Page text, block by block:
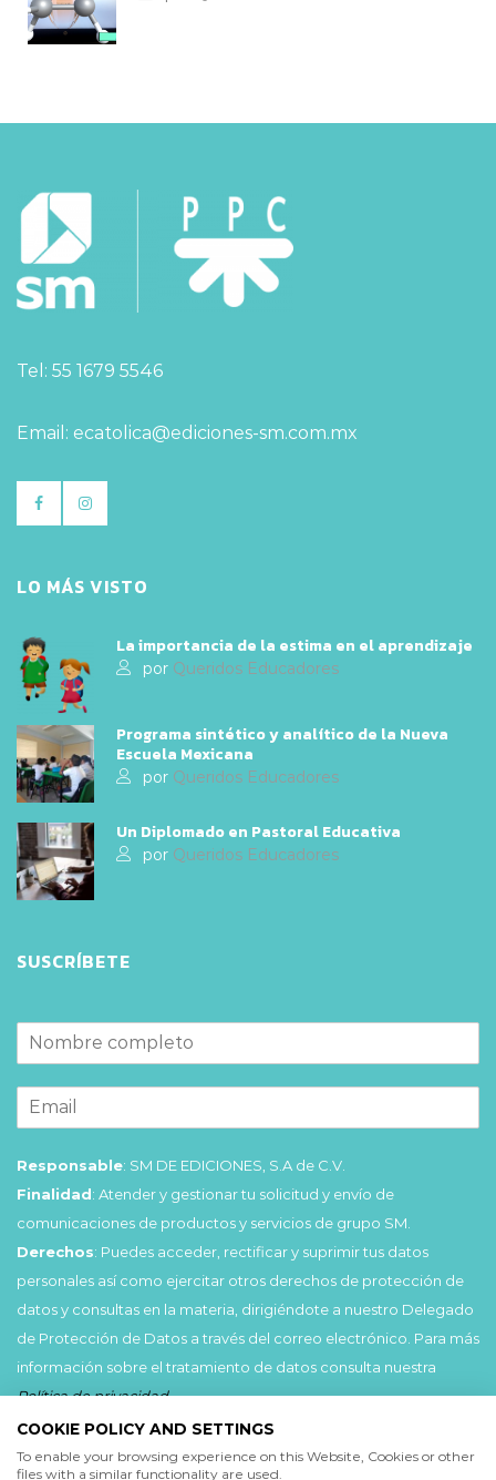
Tel: 55 1679 5546
Email: ecatolica@ediciones-sm.com.mx
LO MÁS VISTO
La importancia de la estima en el aprendizaje
por Queridos Educadores
Programa sintético y analítico de la Nueva
Escuela Mexicana
por Queridos Educadores
Un Diplomado en Pastoral Educativa
por Queridos Educadores
SUSCRÍBETE
Responsable: SM DE EDICIONES, S.A de C.V.
Finalidad: Atender y gestionar tu solicitud y envío de
comunicaciones de productos y servicios de grupo SM.
Derechos: Puedes acceder, rectificar y suprimir tus datos
personales así como ejercitar otros derechos de protección de
datos y consultas en la materia, dirigiéndote a nuestro Delegado
de Protección de Datos a través del correo electrónico. Para más
información sobre el tratamiento de datos consulta nuestra
Política de privacidad.
COOKIE POLICY AND SETTINGS
To enable your browsing experience on this Website, Cookies or other
files with a similar functionality are used.